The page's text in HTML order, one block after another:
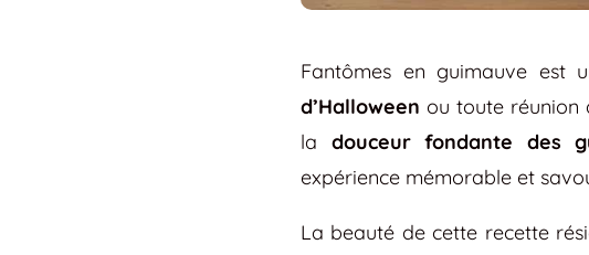
Fantômes en guimauve est
d’Halloween ou toute réunion
la douceur fondante des
expérience mémorable et
La beauté de cette recette